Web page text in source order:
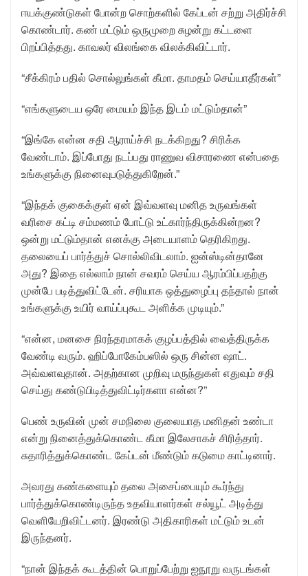
ஈயக்குண்டுகள் போன்ற சொற்களில் கேப்டன் சற்று அதிர்ச்சி
கொண்டார். கண் மட்டும் ஒருமுறை சுழன்று கட்டளை
பிறப்பித்தது. காவலர் விலங்கை விலக்கிவிட்டார்.
“சீக்கிரம் பதில் சொல்லுங்கள் கீமா. தாமதம் செய்யாதீர்கள்”
“எங்களுடைய ஒரே மையம் இந்த இடம் மட்டும்தான்”
“இங்கே என்ன சதி ஆராய்ச்சி நடக்கிறது? சிரிக்க
வேண்டாம். இப்போது நடப்பது ராணுவ விசாரணை என்பதை
உங்களுக்கு நினைவுபடுத்துகிறேன்.”
“இந்தக் குகைக்குள் ஏன் இவ்வளவு மனித உருவங்கள்
வரிசை கட்டி சம்மணம் போட்டு உட்கார்ந்திருக்கின்றன?
ஒன்று மட்டும்தான் எனக்கு அடையாளம் தெரிகிறது.
தலையைப் பார்த்துச் சொல்லிவிடலாம். ஐன்ஸ்டின்தானே
அது? இதை எல்லாம் நான் சவரம் செய்ய ஆரம்பிப்பதற்கு
முன்பே படித்துவிட்டேன். சரியாக ஒத்துழைப்பு தந்தால் நான்
உங்களுக்கு உயிர் வாய்ப்புகூட அளிக்க முடியும்.”
“என்ன, மனசை நிரந்தரமாகக் குழப்பத்தில் வைத்திருக்க
வேண்டி வரும். ஹிப்போகேம்பஸில் ஒரு சின்ன ஷாட்.
அவ்வளவுதான். அதற்கான முறிவு மருந்துகள் எதுவும் சதி
செய்து கண்டுபிடித்துவிட்டிர்களா என்ன?”
பெண் உருவின் முன் சமநிலை குலையாத மனிதன் உண்டா
என்று நினைத்துக்கொண்ட கீமா இலேசாகச் சிரித்தார்.
சுதாரித்துக்கொண்ட கேப்டன் மீண்டும் கடுமை காட்டினார்.
அவரது கண்களையும் தலை அசைப்பையும் கூர்ந்து
பார்த்துக்கொண்டிருந்த உதவியாளர்கள் சல்யூட் அடித்து
வெளியேறிவிட்டனர். இரண்டு அதிகாரிகள் மட்டும் உடன்
இருந்தனர்.
“நான் இந்தக் கூடத்தின் பொறுப்பேற்று ஐநூறு வருடங்கள்